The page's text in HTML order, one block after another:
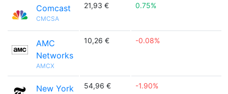
Comcast
CMCSA
21,93 € 0.75%
AMC
Networks
AMCX
10,26 € -0.08%
New York
54,96 € -1.90%